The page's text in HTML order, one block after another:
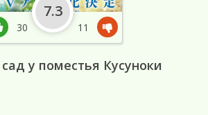
у поместья Кусуноки
30
7.3
11